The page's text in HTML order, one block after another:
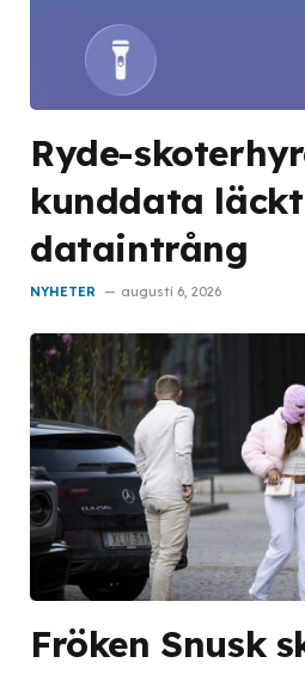
Ryde-
kunddata
dataintrång
NYHETER augusti 6, 2026
Fröken Snusk